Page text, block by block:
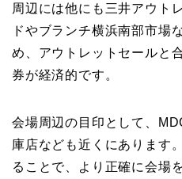
周辺には他にも三井アウト
ドやブランチ横浜南部市場
め、アウトレットセールと
券が経済的です。
会場周辺の目印として、
庫店なども近くにあります
ることで、より正確に会場